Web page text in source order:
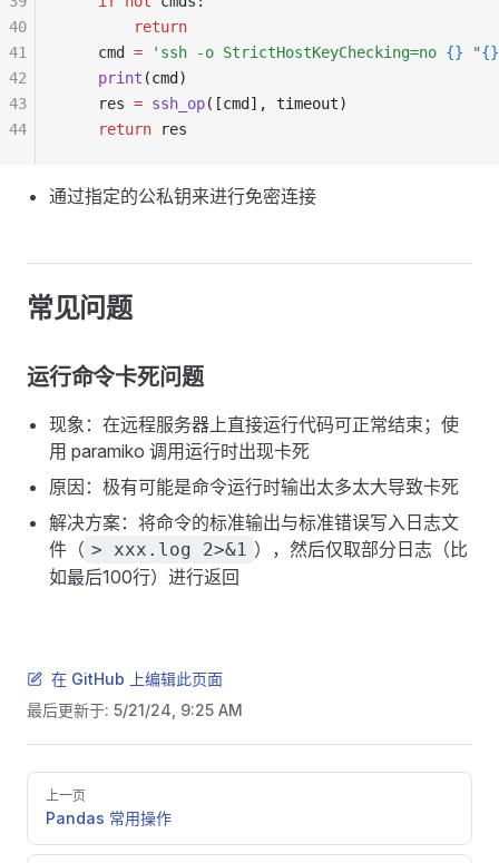
        return
    cmd
= 'ssh -o StrictHostKeyChecking=no {} "{}
    print
(cmd)
    res
= ssh_op([cmd], timeout)
    return
res
40
41
42
43
44
通过指定的公私钥来进行免密连接
常见问题
运行命令卡死问题
现象：在远程服务器上直接运行代码可正常结束；使
用 paramiko 调用运行时出现卡死
原因：极有可能是命令运行时输出太多太大导致卡死
解决方案：将命令的标准输出与标准错误写入日志文
件（ > xxx.log 2>&1 ），然后仅取部分日志（比
如最后100行）进行返回
在 GitHub 上编辑此页面
最后更新于: 5/21/24, 9:25 AM
Pager
上一页
Pandas 常用操作